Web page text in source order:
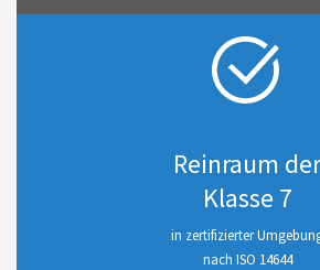
Reinraum der
Klasse 7
in zertifizierter
nach ISO 14644